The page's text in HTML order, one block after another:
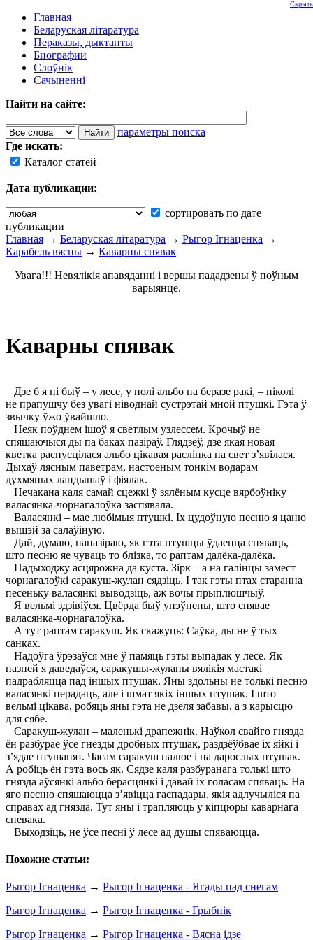
Главная
Беларуская літаратура
Пераказы, дыктанты
Биографии
Слоўнік
Сачыненні
Найти на сайте:
параметры поиска
Где искать:
Каталог статей
Дата публикации:
сортировать по дате
публикации
Скрыть
Главная → Беларуская літаратура → Рыгор Ігнаценка →
Карабель вясны → Каварны спявак
Увага!!! Невялікія апавяданні і вершы пададзены ў поўным
варыянце.
Каварны спявак
Дзе б я ні быў – у лесе, у полі альбо на беразе ракі, – ніколі
не прапушчу без увагі ніводнай сустрэтай мной птушкі. Гэта ў
звычку ўжо ўвайшло.
Неяк поўднем ішоў я светлым узлессем. Крочыў не
спяшаючыся ды па баках пазіраў. Глядзеў, дзе якая новая
кветка распусцілася альбо цікавая раслінка на свет з’явілася.
Дыхаў лясным паветрам, настоеным тонкім водарам
духмяных ландышаў і фіялак.
Нечакана каля самай сцежкі ў зялёным кусце вярбоўніку
валасянка-чорнагалоўка заспявала.
Валасянкі – мае любімыя птушкі. Іх цудоўную песню я цаню
вышэй за салаўіную.
Дай, думаю, паназіраю, як гэта птушцы ўдаецца спяваць,
што песню яе чуваць то блізка, то раптам далёка-далёка.
Падыходжу асцярожна да куста. Зірк – а на галінцы замест
чорнагалоўкі саракуш-жулан сядзіць. I так гэты птах старанна
песеньку валасянкі выводзіць, аж вочы прыплюшчыў.
Я вельмі здзівіўся. Цвёрда быў упэўнены, што спявае
валасянка-чорнагалоўка.
А тут раптам саракуш. Як скажуць: Саўка, ды не ў тых
санках.
Надоўга ўрэзаўся мне ў памяць гэты выпадак у лесе. Як
пазней я даведаўся, саракушы-жуланы вялікія мастакі
падрабляцца пад іншых птушак. Яны здольны не толькі песню
валасянкі перадаць, але і шмат якіх іншых птушак. I што
вельмі цікава, робяць яны гэта не дзеля забавы, а з карысцю
для сябе.
Саракуш-жулан – маленькі драпежнік. Наўкол свайго гнязда
ён разбурае ўсе гнёзды дробных птушак, раздзёўбвае іх яйкі і
з’ядае птушанят. Часам саракуш палюе і на дарослых птушак.
А робіць ён гэта вось як. Сядзе каля разбуранага толькі што
гнязда аўсянкі альбо берасцянкі і давай іх голасам спяваць. На
яго песню спяшаюцца з’явіцца гаспадары, якія адлучыліся па
справах ад гнязда. Тут яны і трапляюць у кіпцюры каварнага
спевака.
Выходзіць, не ўсе песні ў лесе ад душы спяваюцца.
Похожие статьи:
Рыгор Ігнаценка → Рыгор Ігнаценка - Ягады пад снегам
Рыгор Ігнаценка → Рыгор Ігнаценка - Грыбнік
Рыгор Ігнаценка → Рыгор Ігнаценка - Вясна ідзе